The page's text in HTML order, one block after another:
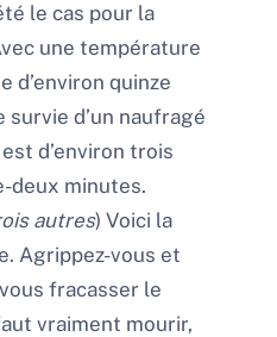
le cas pour la
une température
d’environ quinze
survie d’un naufragé
d’environ trois
deux minutes.
autres) Voici la
Agrippez-vous et
fracasser le
vraiment mourir,